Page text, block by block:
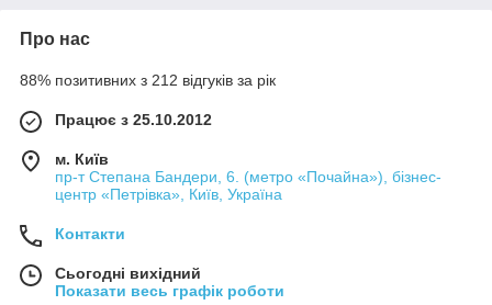
Про нас
88% позитивних з 212 відгуків за рік
Працює з 25.10.2012
м. Київ
пр-т Степана Бандери, 6. (метро «Почайна»), бізнес-
центр «Петрівка», Київ, Україна
Контакти
Сьогодні вихідний
Показати весь графік роботи